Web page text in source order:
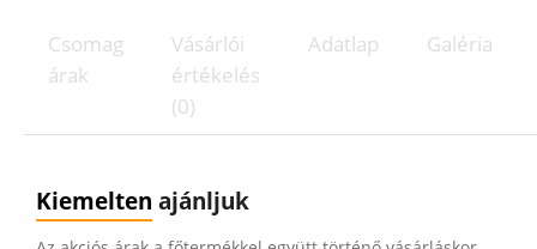
Csomag
árak
Vásárlói
értékelés
(0)
Adatlap Galéria
Kiemelten ajánljuk